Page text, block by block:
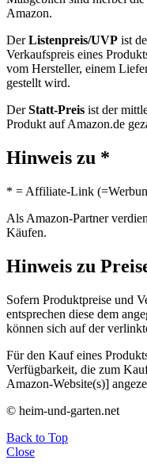
Amazon.
DerListenpreis/UVP ist
Verkaufspreis eines
vom Hersteller, einem
gestellt wird.
DerStatt-Preis ist der
Produkt auf Amazon.de
Hinweis zu *
* = Affiliate-Link
Als Amazon-Partner
Käufen.
Hinweis zu
Sofern Produktpreise und
entsprechen diese dem
können sich auf der
Für den Kauf eines
Verfügbarkeit, die zum
Amazon-Website(s)]
© heim-und-garten.net
Back to Top
Close